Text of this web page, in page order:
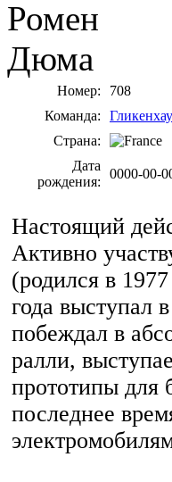
Номер:
708
Команда:
Страна:
Дата
рождения:
0000-00-
Настоящий
Активно
(родился в
года выступал
побеждал в
ралли,
прототипы для
последнее